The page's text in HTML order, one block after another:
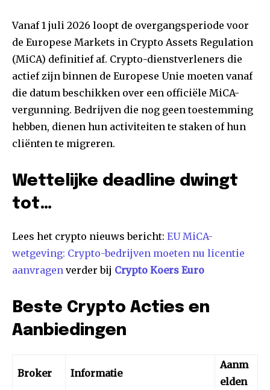
Vanaf 1 juli 2026 loopt de overgangsperiode voor
de Europese Markets in Crypto Assets Regulation
(MiCA) definitief af. Crypto-dienstverleners die
actief zijn binnen de Europese Unie moeten vanaf
die datum beschikken over een officiële MiCA-
vergunning. Bedrijven die nog geen toestemming
hebben, dienen hun activiteiten te staken of hun
cliënten te migreren.
Wettelijke deadline dwingt
tot…
Lees het crypto nieuws bericht: EU MiCA-
wetgeving: Crypto-bedrijven moeten nu licentie
aanvragen verder bij Crypto Koers Euro
Beste Crypto Acties en
Aanbiedingen
Broker Informatie
Aanm
elden